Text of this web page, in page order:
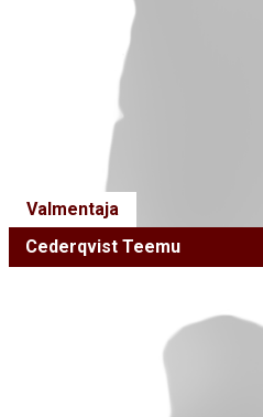
Valmentaja
Cederqvist Teemu